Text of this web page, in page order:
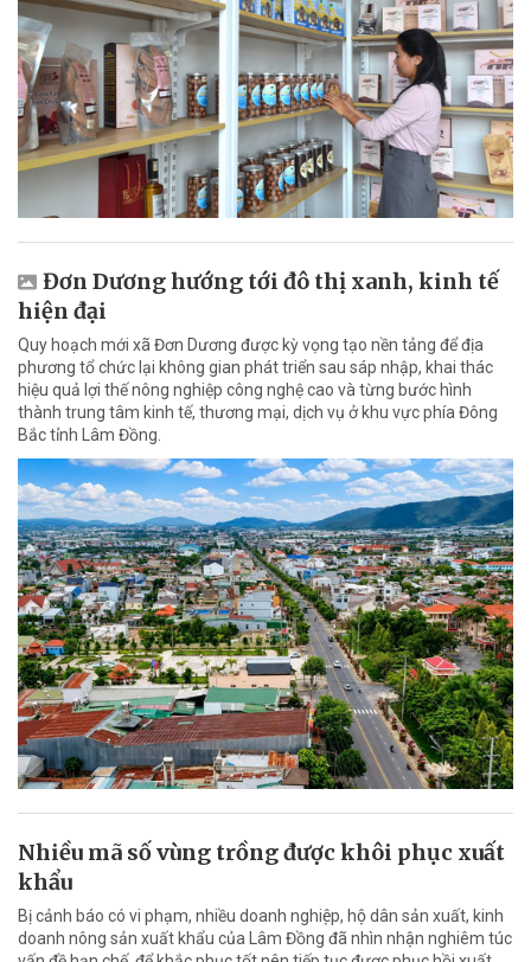
Đơn Dương hướng tới đô thị xanh, kinh tế
hiện đại
Quy hoạch mới xã Đơn Dương được kỳ vọng tạo nền tảng để địa
phương tổ chức lại không gian phát triển sau sáp nhập, khai thác
hiệu quả lợi thế nông nghiệp công nghệ cao và từng bước hình
thành trung tâm kinh tế, thương mại, dịch vụ ở khu vực phía Đông
Bắc tỉnh Lâm Đồng.
Nhiều mã số vùng trồng được khôi phục xuất
khẩu
Bị cảnh báo có vi phạm, nhiều doanh nghiệp, hộ dân sản xuất, kinh
doanh nông sản xuất khẩu của Lâm Đồng đã nhìn nhận nghiêm túc